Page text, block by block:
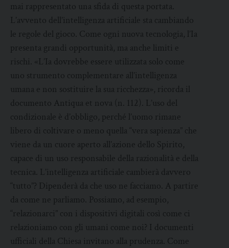
mai rappresentato una sfida di questa portata.
L’avvento dell’intelligenza artificiale sta cambiando
le regole del gioco. Come ogni nuova tecnologia, l’Ia
presenta grandi opportunità, ma anche limiti e
rischi. «L’Ia dovrebbe essere utilizzata solo come
uno strumento complementare all’intelligenza
umana e non sostituire la sua ricchezza», ricorda il
documento Antiqua et nova (n. 112). L’uso del
condizionale è d’obbligo, perché l’uomo rimane
libero di coltivare o meno quella “vera sapienza” che
viene da un cuore aperto all’azione dello Spirito,
capace di un uso responsabile della razionalità e della
tecnica. L’intelligenza artificiale cambierà davvero
“tutto”? Dipenderà da che uso ne facciamo. A partire
da come ne parliamo. Possiamo, ad esempio,
“relazionarci” con i dispositivi digitali così come ci
relazioniamo con gli umani come noi? I documenti
ufficiali della Chiesa invitano alla prudenza. Come